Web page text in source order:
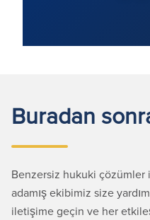
Buradan
Benzersiz hukuki çözümler
adamış ekibimiz size
iletişime geçin ve her